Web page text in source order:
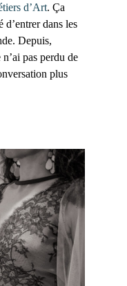
d’Art. Ça
dans les
Depuis,
pas perdu de
plus